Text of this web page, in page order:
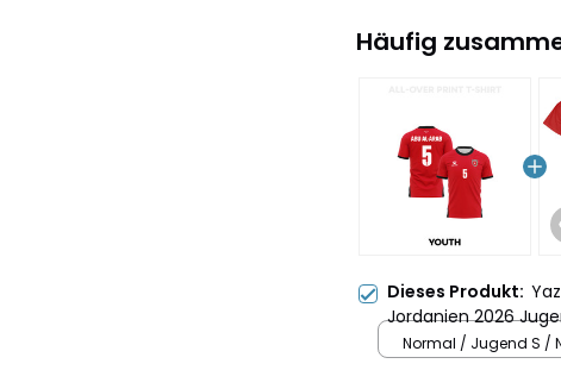
Häufig
Dieses Produkt:
Jordanien 2026
Vollbedrucktes T-
Normal / Jugend S /